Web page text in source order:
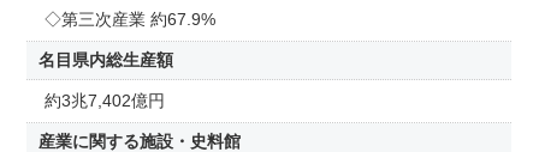
◇第三次産業 約67.9%
名目県内総生産額
約3兆7,402億円
産業に関する施設・史料館